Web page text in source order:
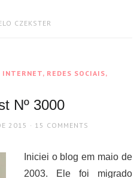
CZEKSTER
INTERNET, REDES SOCIAIS,
Nº 3000
2015 15 COMMENTS
Iniciei o blog em maio de
2003. Ele foi migrado